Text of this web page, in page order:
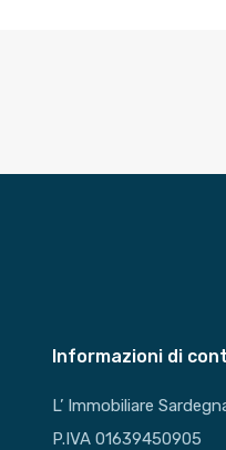
Informazioni di
L’ Immobiliare
P.IVA 01639450905